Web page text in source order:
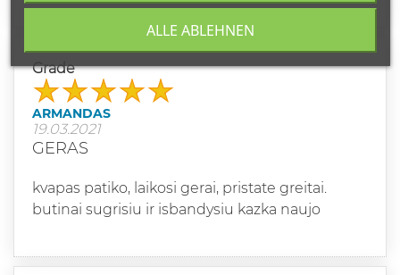
Grade
ARMANDAS
19.03.2021
GERAS
kvapas patiko, laikosi gerai, pristate greitai.
butinai sugrisiu ir isbandysiu kazka naujo
ALLE ABLEHNEN